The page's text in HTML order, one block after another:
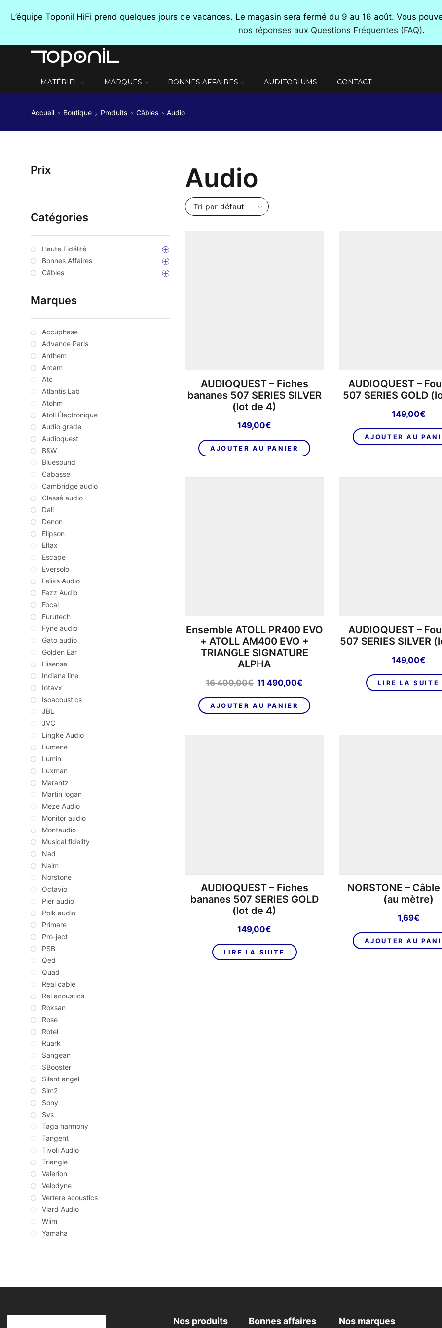
L’équipe Toponil HiFi prend quelques jours de vacances. Le magasin sera fermé du 9 au 16 août. Vous
nos réponses aux Questions Fréquentes (FAQ).
MATÉRIEL MARQUES BONNES AFFAIRES AUDITORIUMS CONTACT
Accueil Boutique Produits Câbles Audio
Audio
AUDIOQUEST – Fiches
bananes 507 SERIES SILVER
(lot de 4)
149,00€
AJOUTER AU PANIER
AUDIOQUEST –
507 SERIES GOLD
149,00€
AJOUTER AU
Ensemble ATOLL PR400 EVO
+ ATOLL AM400 EVO +
TRIANGLE SIGNATURE
ALPHA
16 400,00€ Le
initial
était :
11 490,00€
actuel
est :
AJOUTER AU PANIER
AUDIOQUEST –
507 SERIES SILVER
149,00€
LIRE LA SUITE
AUDIOQUEST – Fiches
bananes 507 SERIES GOLD
(lot de 4)
149,00€
LIRE LA SUITE
NORSTONE –
(au mètre)
1,69€
AJOUTER AU
Prix
Catégories
Haute Fidélité
Bonnes Affaires
Câbles
Marques
Accuphase
Advance Paris
Anthem
Arcam
Atc
Atlantis Lab
Atohm
Atoll Électronique
Audio grade
Audioquest
B&W
Bluesound
Cabasse
Cambridge audio
Classé audio
Dali
Denon
Elipson
Eltax
Escape
Eversolo
Feliks Audio
Fezz Audio
Focal
Furutech
Fyne audio
Gato audio
Golden Ear
Hisense
Indiana line
Iotavx
Isoacoustics
JBL
JVC
Lingke Audio
Lumene
Lumin
Luxman
Marantz
Martin logan
Meze Audio
Monitor audio
Montaudio
Musical fidelity
Nad
Naim
Norstone
Octavio
Pier audio
Polk audio
Primare
Pro-ject
PSB
Qed
Quad
Real cable
Rel acoustics
Roksan
Rose
Rotel
Ruark
Sangean
SBooster
Silent angel
Sim2
Sony
Svs
Taga harmony
Tangent
Tivoli Audio
Triangle
Valerion
Velodyne
Vertere acoustics
Viard Audio
Wiim
Yamaha
Nos produits Bonnes affaires Nos marques